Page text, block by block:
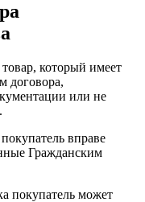
который имеет
договора,
или не
вправе
Гражданским
покупатель может